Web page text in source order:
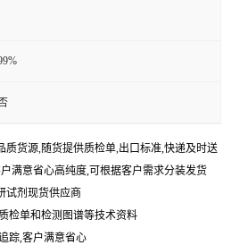
质货源,随货提供质检单,出口标准,快递及时送
满意省心高纯度,可根据客户需求分装发货
试剂现货供应商
检单和检测图谱等技术资料
踪,客户满意省心